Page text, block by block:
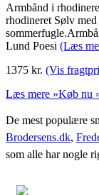
Armbånd i
rhodineret Sølv
Lund Poesi (Læs
1375 kr. (Vis
Læs mere »Køb nu
De mest populære
Brodersens.dk,
som alle har nogle